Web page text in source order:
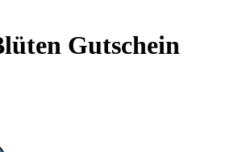
Gutschein